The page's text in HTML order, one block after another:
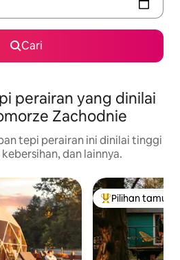
Cari
perairan yang dinilai
Zachodnie
tepi perairan ini dinilai tinggi
dan lainnya.
Pilihan tamu
Pilihan tamu